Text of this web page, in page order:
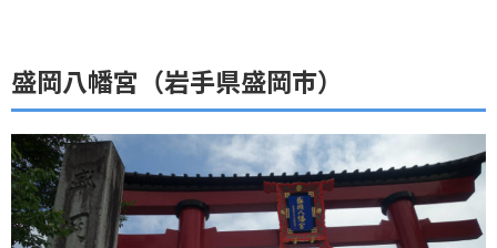
盛岡八幡宮（岩手県盛岡市）